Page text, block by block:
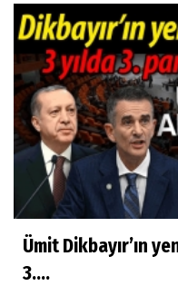
Ümit Dikbayır’ın
3....